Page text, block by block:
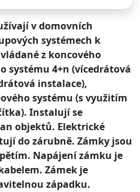
v domovních
systémech k
z koncového
systému 4+n (vícedrátová
instalace),
systému (s využitím
Instalují se
objektů. Elektrické
do zárubně. Zámky jsou
Napájení zámku je
Zámek je
západku.